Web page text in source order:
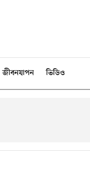
জীবনযাপন ভিডিও